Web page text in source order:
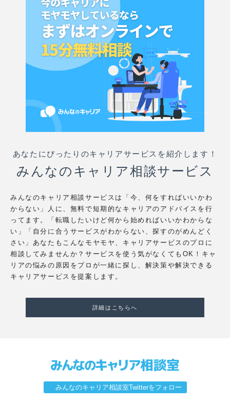
あなたにぴったりのキャリアサービスを紹介します！
みんなのキャリア相談サービス
みんなのキャリア相談サービスは「今、何をすればいいかわ
からない」人に、無料で短期的なキャリアのアドバイスを行
ってます。「転職したいけど何から始めればいいかわからな
い」「自分に合うサービスがわからない、探すのがめんどく
さい」あなたもこんなモヤモヤ、キャリアサービスのプロに
相談してみませんか？サービスを使う気がなくてもOK！キャ
リアの悩みの原因をプロが一緒に探し、解決策や解決できる
キャリアサービスを提案します。
詳細はこちらへ
みんなのキャリア相談室Twitterをフォロー